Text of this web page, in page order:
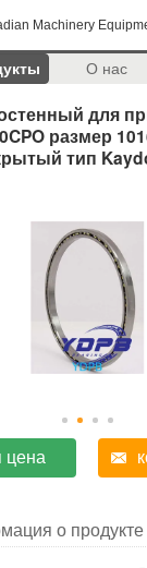
Machinery
О нас
для
размер
тип
цена
о продукте